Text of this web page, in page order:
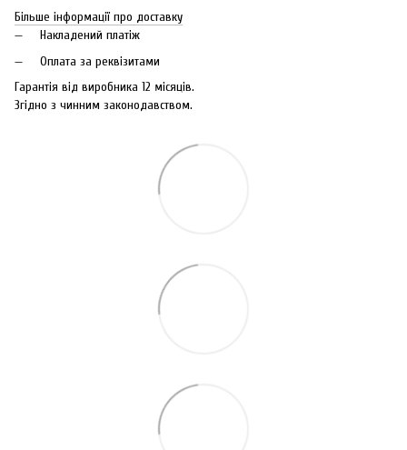
Більше інформації про доставку
Накладений платіж
Оплата за реквізитами
Гарантія від виробника 12 місяців.
Згідно з чинним законодавством.